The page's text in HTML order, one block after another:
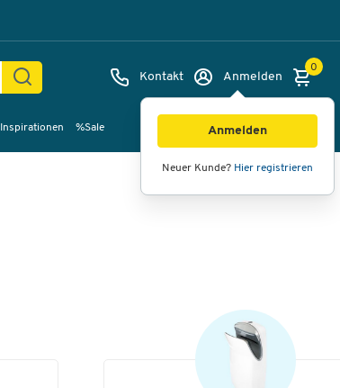
Kontakt Anmelden
Anmelden
Neuer Kunde? Hier registrieren
0
Inspirationen %Sale